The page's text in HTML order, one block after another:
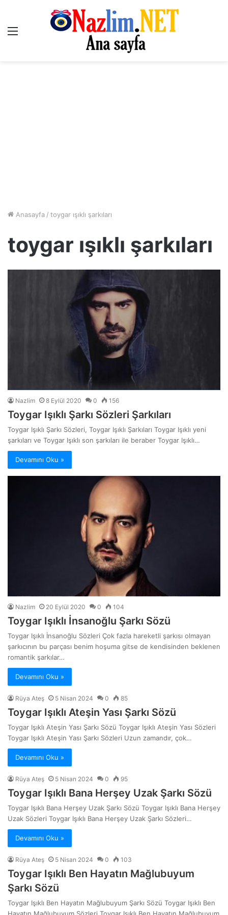
Menü
Anasayfa / toygar ışıklı şarkıları
toygar ışıklı şarkıları
Nazlim 8 Eylül 2020 0 156
Toygar Işıklı Şarkı Sözleri Şarkıları
Toygar Işıklı Şarkı Sözleri, Toygar Işıklı Şarkıları Toygar Işıklı yeni
şarkıları ve Toygar Işıklı son şarkıları ile beraber Toygar Işıklı…
Devamını Oku »
Nazlim 20 Eylül 2020 0 104
Toygar Işıklı İnsanoğlu Şarkı Sözü
Toygar Işıklı İnsanoğlu Sözleri Çok fazla hareketli şarkısı olmayan
şarkıcının bu parçası benim hoşuma gitse de kendisinden beklenen
romantik şarkılar…
Devamını Oku »
Rüya Ateş 5 Nisan 2024 0 85
Toygar Işıklı Ateşin Yası Şarkı Sözü
Toygar Işıklı Ateşin Yası Şarkı Sözü Toygar Işıklı Ateşin Yası Sözleri
Toygar Işıklı Ateşin Yası Şarkı Sözleri Uzun zamandır, çok…
Devamını Oku »
Rüya Ateş 5 Nisan 2024 0 95
Toygar Işıklı Bana Herşey Uzak Şarkı Sözü
Toygar Işıklı Bana Herşey Uzak Şarkı Sözü Toygar Işıklı Bana Herşey
Uzak Sözleri Toygar Işıklı Bana Herşey Uzak Şarkı Sözleri…
Devamını Oku »
Rüya Ateş 5 Nisan 2024 0 103
Toygar Işıklı Ben Hayatın Mağlubuyum
Şarkı Sözü
Toygar Işıklı Ben Hayatın Mağlubuyum Şarkı Sözü Toygar Işıklı Ben
Hayatın Mağlubuyum Sözleri Toygar Işıklı Ben Hayatın Mağlubuyum